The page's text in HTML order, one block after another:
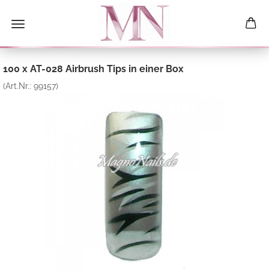
100 x AT-028 Airbrush Tips in einer Box
(Art.Nr.: 99157)